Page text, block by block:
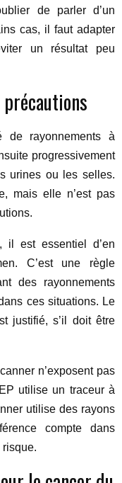
de parler d’un
cas, il faut adapter
un résultat peu
de rayonnements à
progressivement
urines ou les selles.
mais elle n’est pas
est essentiel d’en
C’est une règle
des rayonnements
ces situations. Le
justifié, s’il doit être
n’exposent pas
utilise un traceur à
utilise des rayons
compte dans
risque.